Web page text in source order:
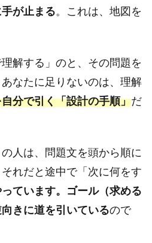
が止まる。これは、地図を
解する」のと、その問題を
なたに足りないのは、理解
分で引く「設計の手順」だ
人は、問題文を頭から順に
れだと途中で「次に何をす
ています。ゴール（求める
きに道を引いているので